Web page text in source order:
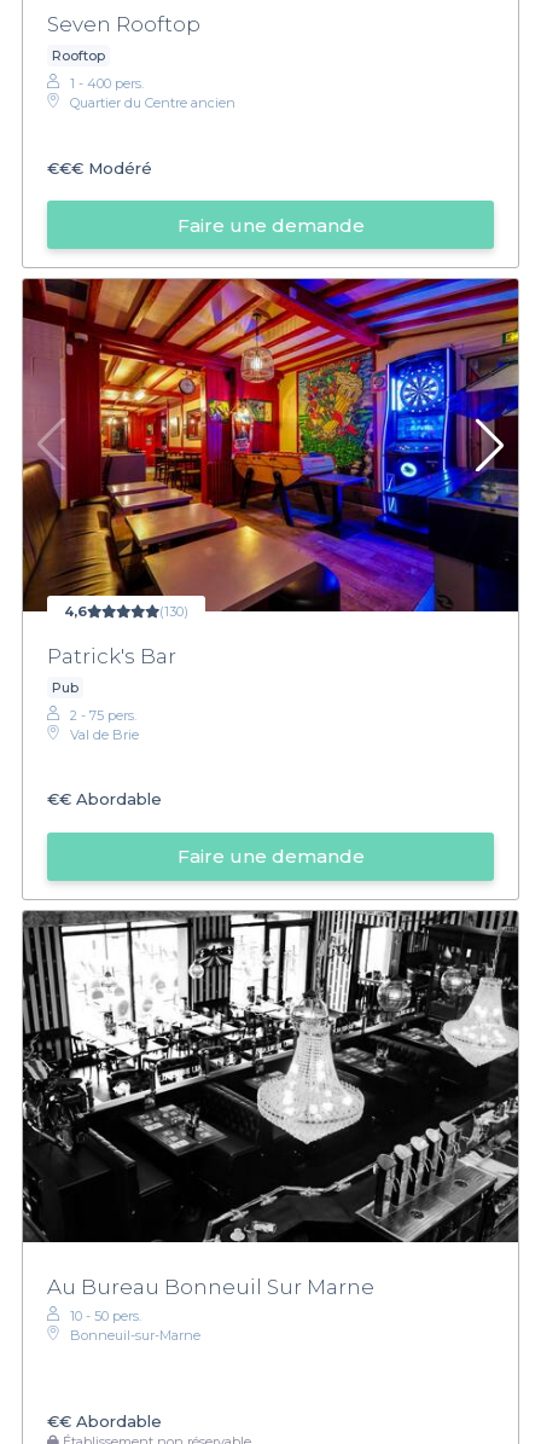
Seven Rooftop
Rooftop
1 - 400 pers.
Quartier du Centre ancien
€€€ Modéré
Faire une demande
4,6 (130)
Patrick's Bar
Pub
2 - 75 pers.
Val de Brie
€€ Abordable
Faire une demande
Au Bureau Bonneuil Sur Marne
10 - 50 pers.
Bonneuil-sur-Marne
€€ Abordable